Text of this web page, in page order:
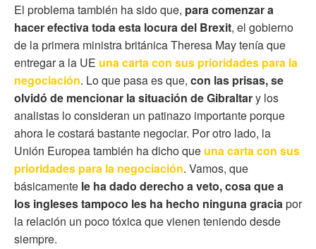
El problema también ha sido que, para comenzar a
hacer efectiva toda esta locura del Brexit, el gobierno
de la primera ministra británica Theresa May tenía que
entregar a la UE una carta con sus prioridades para la
negociación. Lo que pasa es que, con las prisas, se
olvidó de mencionar la situación de Gibraltary los
analistas lo consideran un patinazo importante porque
ahora le costará bastante negociar. Por otro lado, la
Unión Europea también ha dicho que una carta con sus
prioridades para la negociación. Vamos, que
básicamente le ha dado derecho a veto, cosa que a
los ingleses tampoco les ha hecho ninguna graciapor
la relación un poco tóxica que vienen teniendo desde
siempre.